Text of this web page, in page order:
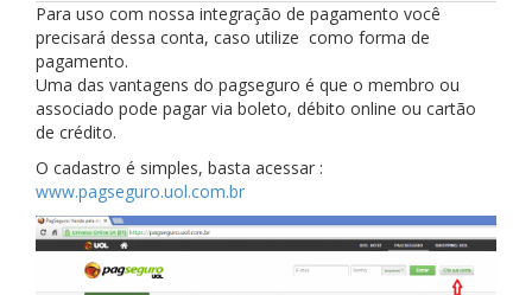
Para uso com nossa integração de pagamento você
precisará dessa conta, caso utilize como forma de
pagamento.
Uma das vantagens do pagseguro é que o membro ou
associado pode pagar via boleto, débito online ou cartão
de crédito.
O cadastro é simples, basta acessar :
www.pagseguro.uol.com.br